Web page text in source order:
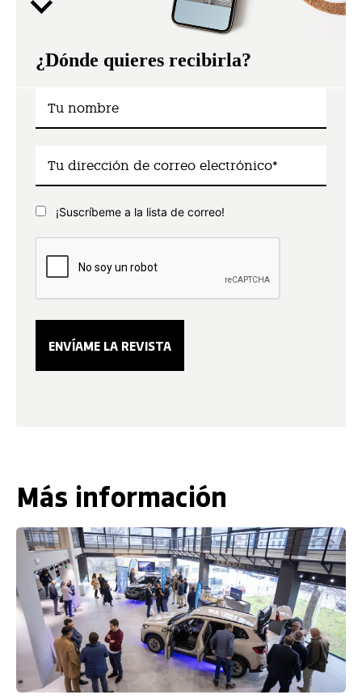
¿Dónde quieres recibirla?
¡Suscríbeme a la lista de correo!
Más información